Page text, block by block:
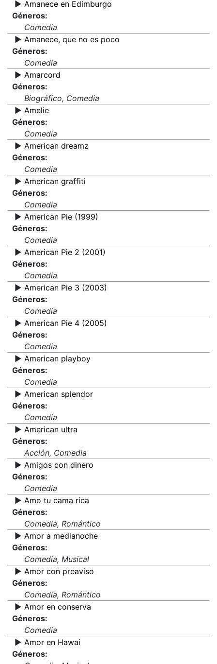
▶️ Amanece en Edimburgo
Géneros:
Comedia
▶️ Amanece, que no es poco
Géneros:
Comedia
▶️ Amarcord
Géneros:
Biográfico, Comedia
▶️ Amelie
Géneros:
Comedia
▶️ American dreamz
Géneros:
Comedia
▶️ American graffiti
Géneros:
Comedia
▶️ American Pie (1999)
Géneros:
Comedia
▶️ American Pie 2 (2001)
Géneros:
Comedia
▶️ American Pie 3 (2003)
Géneros:
Comedia
▶️ American Pie 4 (2005)
Géneros:
Comedia
▶️ American playboy
Géneros:
Comedia
▶️ American splendor
Géneros:
Comedia
▶️ American ultra
Géneros:
Acción, Comedia
▶️ Amigos con dinero
Géneros:
Comedia
▶️ Amo tu cama rica
Géneros:
Comedia, Romántico
▶️ Amor a medianoche
Géneros:
Comedia, Musical
▶️ Amor con preaviso
Géneros:
Comedia, Romántico
▶️ Amor en conserva
Géneros:
Comedia
▶️ Amor en Hawai
Géneros: